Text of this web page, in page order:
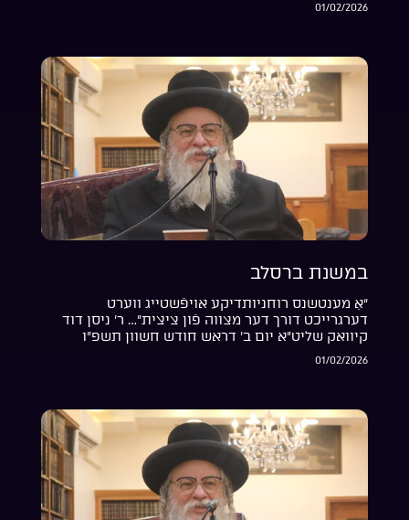
01/02/2026
במשנת ברסלב
“אַ מענטשנס רוחניותדיקע אויפֿשטייג ווערט
דערגרייכט דורך דער מצווה פֿון ציצית”… ר’ ניסן דוד
קיוואק שליט”א יום ב’ דראש חודש חשוון תשפ”ו
01/02/2026